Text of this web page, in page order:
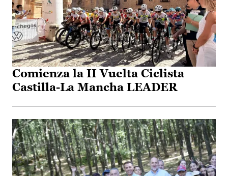
Comienza la II Vuelta Ciclista
Castilla-La Mancha LEADER